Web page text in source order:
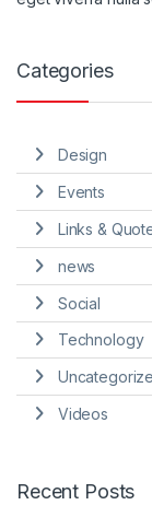
Categories
Design
Events
Links &
news
Social
Technology
Videos
Recent Posts